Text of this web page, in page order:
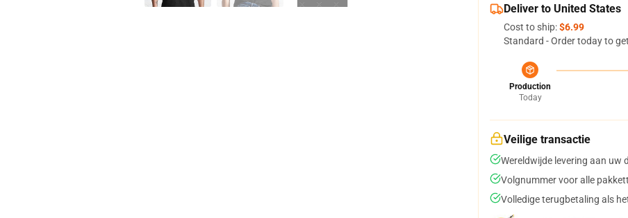
Deliver to United States
Cost to ship:$6.99
Standard - Order today to
Production
Today
Veilige transactie
Wereldwijde levering aan uw
Volgnummer voor alle
Volledige terugbetaling als